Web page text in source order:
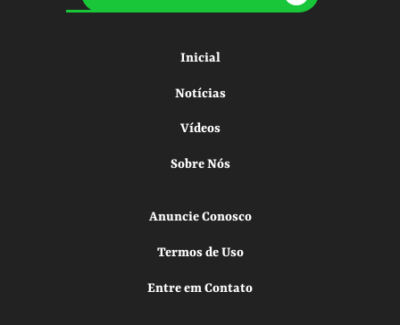
Inicial
Notícias
Vídeos
Sobre Nós
Anuncie Conosco
Termos de Uso
Entre em Contato